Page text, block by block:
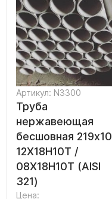
Артикул: N3300
Труба
нержавеющая
бесшовная 219х10
12Х18Н10Т /
08Х18Н10Т (AISI
321)
Цена: